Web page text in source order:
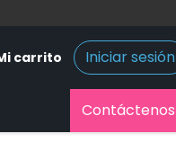
carrito Iniciar sesión
Contáctenos